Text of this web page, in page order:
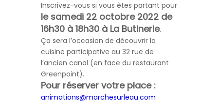
Inscrivez-vous si vous êtes partant pour
le samedi 22 octobre 2022 de
16h30 à 18h30 à La Butinerie.
Ça sera l’occasion de découvrir la
cuisine participative au 32 rue de
l’ancien canal (en face du restaurant
Greenpoint).
Pour réserver votre place :
animations@marchesurleau.com